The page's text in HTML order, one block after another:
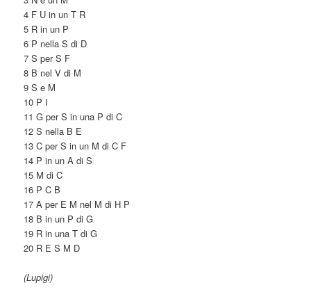
4 F U in un T R
5 R in un P
6 P nella S di D
7 S per S F
8 B nel V di M
9 S e M
10 P I
11 G per S in una P di C
12 S nella B E
13 C per S in un M di C F
14 P in un A di S
15 M di C
16 P C B
17 A per E M nel M di H P
18 B in un P di G
19 R in una T di G
20 R E S M D
(Lupigi)